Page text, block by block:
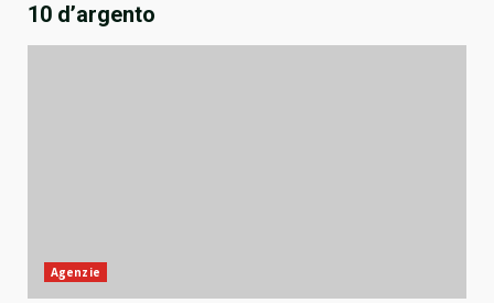
10 d’argento
Agenzie